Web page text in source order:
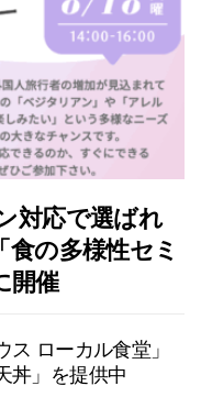
対応で選ばれ
の多様性セミ
開催
ローカル食堂」
丼」を提供中